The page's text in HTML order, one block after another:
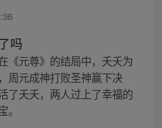
吗
《元尊》的结局中，夭夭为
周元成神打败圣神赢下决
了夭夭，两人过上了幸福的